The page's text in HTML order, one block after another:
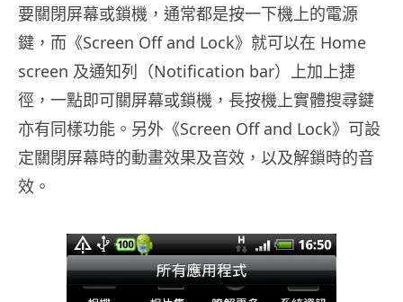
要關閉屏幕或鎖機，通常都是按一下機上的電源
鍵，而《Screen Off and Lock》就可以在 Home
screen 及通知列（Notification bar）上加上捷
徑，一點即可關屏幕或鎖機，長按機上實體搜尋鍵
亦有同樣功能。另外《Screen Off and Lock》可設
定關閉屏幕時的動畫效果及音效，以及解鎖時的音
效。